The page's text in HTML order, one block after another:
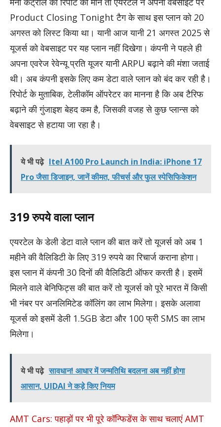
Product Closing Tonight टैग के साथ इस प्लान को 20
अगस्त को लिस्ट किया था। यानी आज यानी 21 अगस्त 2025 से
यूजर्स को वेबसाइट पर यह प्लान नहीं दिखेगा। कंपनी ने पहले ही
अपना एवरेज रेवेन्यू प्रति यूजर यानी ARPU बढ़ाने की मंशा जताई
थी। अब कंपनी इसके लिए कम डेटा वाले प्लान को बंद कर रही है।
रिपोर्ट के मुताबिक, टेलीकॉम ऑपरेटर का मानना है कि अब टैरिफ
बढ़ाने की गुंजाइश बेहद कम है, जिसकी वजह से कुछ प्लान्स को
वेबसाइट से हटाया जा रहा है।
ये भी पढ़े Itel A100 Pro Launch in India: iPhone 17
Pro जैसा डिजाइन, जानें कीमत, फीचर्स और फुल स्पेसिफिकेशन
319 रुपये वाला प्लान
एयरटेल के डेली डेटा वाले प्लान की बात करें तो यूजर्स को अब 1
महीने की वैलिडिटी के लिए 319 रुपये का रिचार्ज कराना होगा।
इस प्लान में कंपनी 30 दिनों की वैलिडिटी ऑफर करती है। इसमें
मिलने वाले बेनिफिट्स की बात करें तो यूजर्स को पूरे भारत में किसी
भी नंबर पर अनलिमिटेड कॉलिंग का लाभ मिलेगा। इसके अलावा
यूजर्स को इसमें डेली 1.5GB डेटा और 100 फ्री SMS का लाभ
मिलेगा।
ये भी पढ़े सावधान! आधार में जन्मतिथि बदलना अब नहीं होगा
आसान, UIDAI ने कड़े किए नियम
AMT Cars: पहाड़ों पर भी पूरे कॉन्फिडेंस के साथ चलाएं AMT